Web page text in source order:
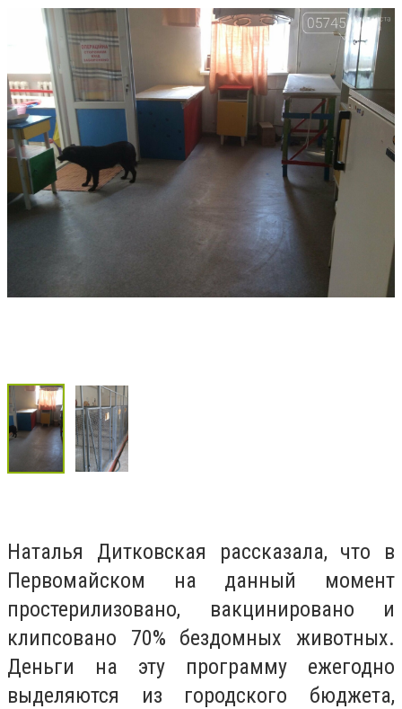
Наталья Дитковская рассказала, что в
Первомайском на данный момент
простерилизовано, вакцинировано и
клипсовано 70% бездомных животных.
Деньги на эту программу ежегодно
выделяются из городского бюджета,